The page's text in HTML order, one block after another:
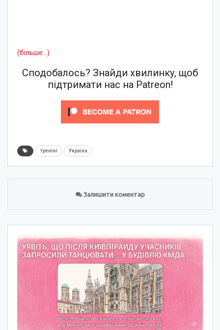
(більше…)
Сподобалось? Знайди хвилинку, щоб
підтримати нас на Patreon!
тренінг Україна
Залишити коментар